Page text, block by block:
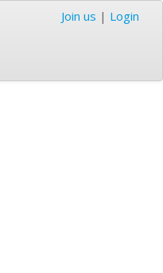
Join us | Login